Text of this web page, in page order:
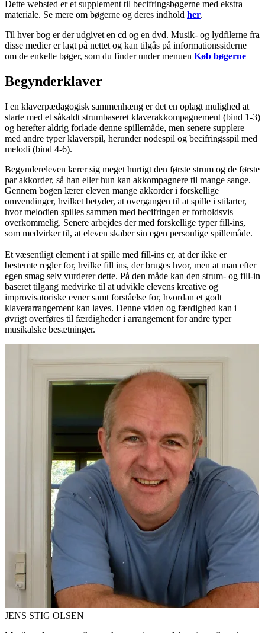
Dette websted er et supplement til becifringsbøgerne med ekstra
materiale. Se mere om bøgerne og deres indhold her.
Til hver bog er der udgivet en cd og en dvd. Musik- og lydfilerne fra
disse medier er lagt på nettet og kan tilgås på informationssiderne
om de enkelte bøger, som du finder under menuen Køb bøgerne
Begynderklaver
I en klaverpædagogisk sammenhæng er det en oplagt mulighed at
starte med et såkaldt strumbaseret klaverakkompagnement (bind 1-3)
og herefter aldrig forlade denne spillemåde, men senere supplere
med andre typer klaverspil, herunder nodespil og becifringsspil med
melodi (bind 4-6).
Begyndereleven lærer sig meget hurtigt den første strum og de første
par akkorder, så han eller hun kan akkompagnere til mange sange.
Gennem bogen lærer eleven mange akkorder i forskellige
omvendinger, hvilket betyder, at overgangen til at spille i stilarter,
hvor melodien spilles sammen med becifringen er forholdsvis
overkommelig. Senere arbejdes der med forskellige typer fill-ins,
som medvirker til, at eleven skaber sin egen personlige spillemåde.
Et væsentligt element i at spille med fill-ins er, at der ikke er
bestemte regler for, hvilke fill ins, der bruges hvor, men at man efter
egen smag selv vurderer dette. På den måde kan den strum- og fill-in
baseret tilgang medvirke til at udvikle elevens kreative og
improvisatoriske evner samt forståelse for, hvordan et godt
klaverarrangement kan laves. Denne viden og færdighed kan i
øvrigt overføres til færdigheder i arrangement for andre typer
musikalske besætninger.
JENS STIG OLSEN